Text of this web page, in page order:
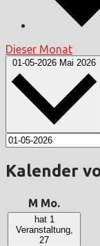
Dieser Monat
01-05-2026 Mai 2026
Kalender
M Mo.
hat 1
Veranstaltung,
27